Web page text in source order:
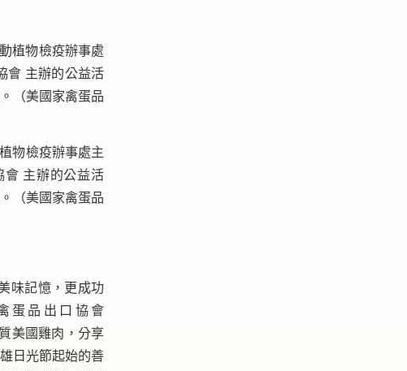
物檢疫辦事處主
會 主辦的公益活
（美國家禽蛋品
味記憶，更成功
蛋品出口協會
美國雞肉，分享
日光節起始的善